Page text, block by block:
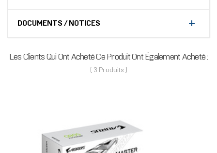
DOCUMENTS / NOTICES
Les Clients Qui Ont Acheté Ce Produit Ont Également Acheté :
( 3 Produits )